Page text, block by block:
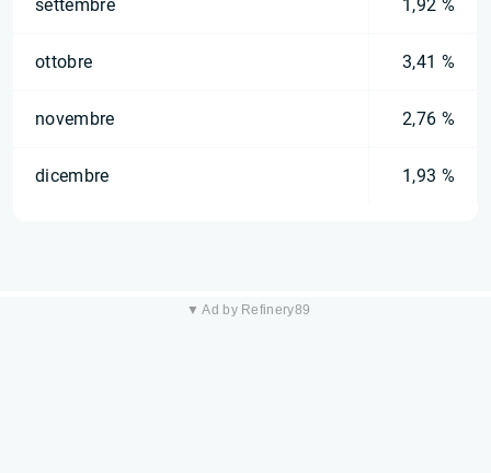
settembre 1,92 %
ottobre 3,41 %
novembre 2,76 %
dicembre 1,93 %
▼ Ad by Refinery89